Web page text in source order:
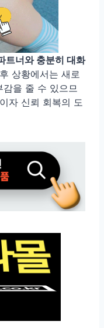
트너와 충분히 대화
상황에서는 새로
을 줄 수 있으므
자 신뢰 회복의 도